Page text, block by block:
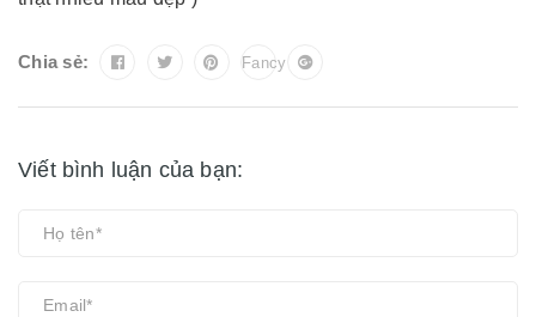
Chia sẻ: Fancy
Viết bình luận của bạn: